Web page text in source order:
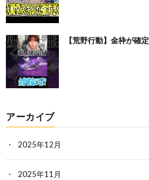
【荒野行動】金枠が確
アーカイブ
2025年12月
2025年11月